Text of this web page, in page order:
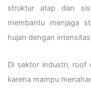
struktur atap dan
membantu menjaga
hujan dengan
Di sektor industri, roof
karena mampu